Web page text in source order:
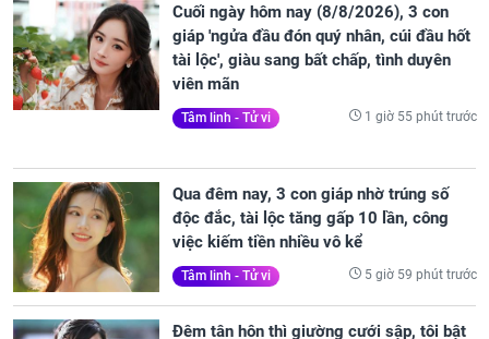
Cuối ngày hôm nay (8/8/2026), 3 con
giáp 'ngửa đầu đón quý nhân, cúi đầu hốt
tài lộc', giàu sang bất chấp, tình duyên
viên mãn
Tâm linh - Tử vi 1 giờ 55 phút trước
Qua đêm nay, 3 con giáp nhờ trúng số
độc đắc, tài lộc tăng gấp 10 lần, công
việc kiếm tiền nhiều vô kể
Tâm linh - Tử vi 5 giờ 59 phút trước
Đêm tân hôn thì giường cưới sập, tôi bật